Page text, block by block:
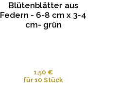
Blütenblätter aus
Federn - 6-8 cm x 3-4
cm- grün
1.50 €
für 10 Stück